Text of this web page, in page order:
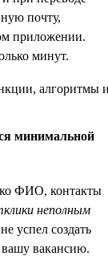
почту,
приложении.
минут.
минимальной
ФИО, контакты
неполным
успел создать
вашу вакансию.